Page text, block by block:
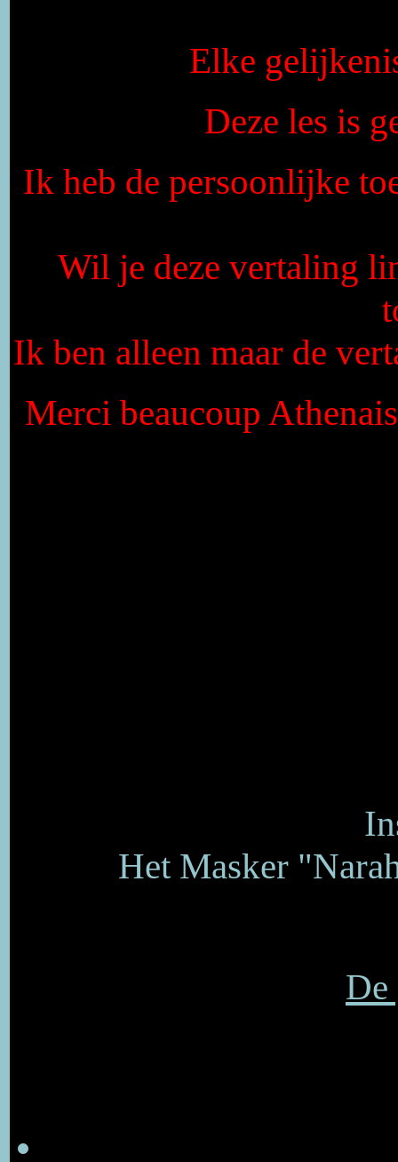
Elke
Deze les is
Ik heb de persoonlijke
Wil je deze vertaling
Ik ben alleen maar de
Merci beaucoup
Het Masker
De